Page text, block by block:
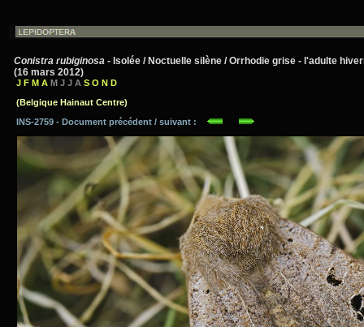
Conistra rubiginosa - Isolée / Noctuelle silène / Orrhodie grise - l'adulte
(16 mars 2012)
J F M A M J J A S O N D
(Belgique Hainaut Centre)
INS-2759 - Document précédent / suivant :